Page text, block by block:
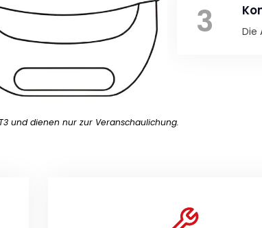
3 Die
und dienen nur zur Veranschaulichung.